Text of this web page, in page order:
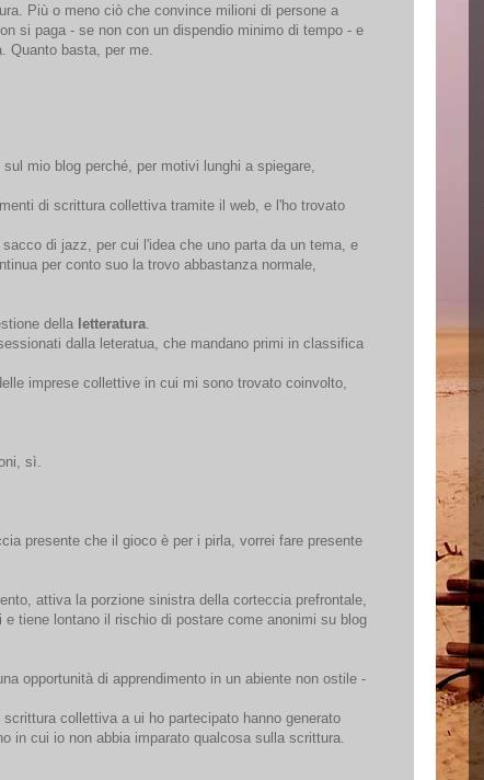
Più o meno ciò che convince milioni di persone a
si paga - se non con un dispendio minimo di tempo - e
Quanto basta, per me.
mio blog perché, per motivi lunghi a spiegare,
di scrittura collettiva tramite il web, e l'ho trovato
di jazz, per cui l'idea che uno parta da un tema, e
per conto suo la trovo abbastanza normale,
della letteratura
dalla leteratua, che mandano primi in classifica
imprese collettive in cui mi sono trovato coinvolto,
sì.
presente che il gioco è per i pirla, vorrei fare presente
attiva la porzione sinistra della corteccia prefrontale,
tiene lontano il rischio di postare come anonimi su blog
opportunità di apprendimento in un abiente non ostile -
collettiva a ui ho partecipato hanno generato
in cui io non abbia imparato qualcosa sulla scrittura.